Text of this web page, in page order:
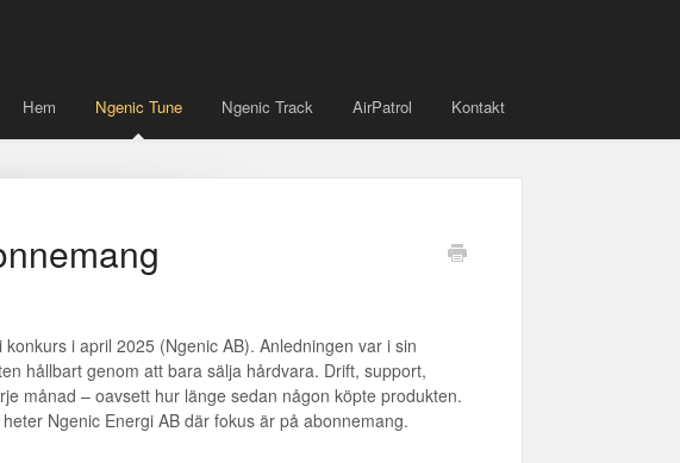
Hem Ngenic Tune Ngenic Track AirPatrol Kontakt
i april 2025 (Ngenic AB). Anledningen var i sin
hållbart genom att bara sälja hårdvara. Drift, support,
månad – oavsett hur länge sedan någon köpte produkten.
Ngenic Energi AB där fokus är på abonnemang.